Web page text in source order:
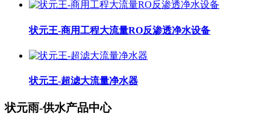
状元王-商用工程大流量RO反渗透净水设备
状元王-超滤大流量净水器
状元雨-供水产品中心